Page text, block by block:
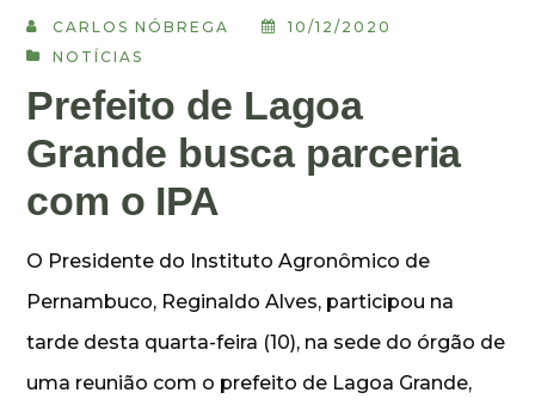
CARLOS NÓBREGA
10/12/2020
NOTÍCIAS
Prefeito de Lagoa
Grande busca parceria
com o IPA
O Presidente do Instituto Agronômico de
Pernambuco, Reginaldo Alves, participou na
tarde desta quarta-feira (10), na sede do órgão de
uma reunião com o prefeito de Lagoa Grande,